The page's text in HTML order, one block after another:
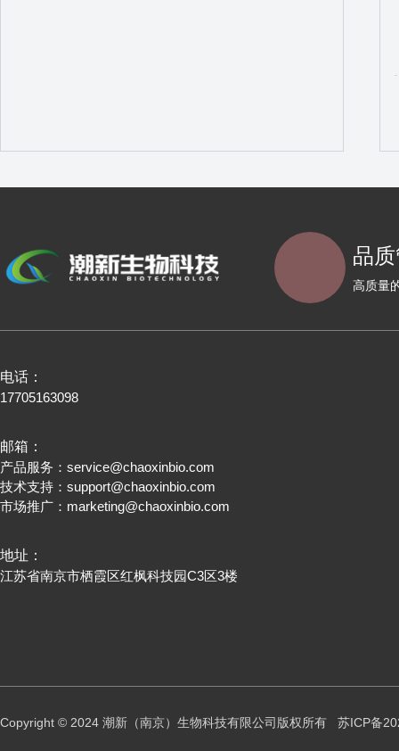
品
高质量
电话：
17705163098
邮箱：
产品服务： service@chaoxinbio.com
技术支持： support@chaoxinbio.com
市场推广： marketing@chaoxinbio.com
地址：
江苏省南京市栖霞区红枫科技园C3区3楼
Copyright © 2024 潮新（南京）生物科技有限公司版权所有 苏ICP备